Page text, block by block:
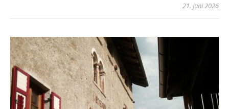
21. Juni 2026